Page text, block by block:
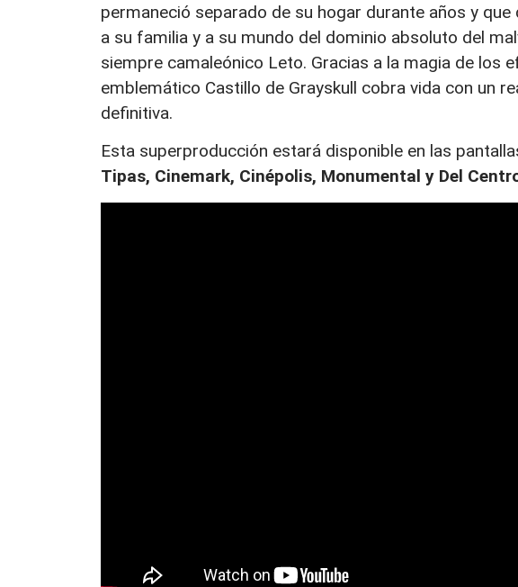
permaneció separado de su hogar durante años y
a su familia y a su mundo del dominio absoluto del
siempre camaleónico Leto. Gracias a la magia de los
emblemático Castillo de Grayskull cobra vida con un
definitiva.
Esta superproducción estará disponible en las
Tipas, Cinemark, Cinépolis, Monumental y Del